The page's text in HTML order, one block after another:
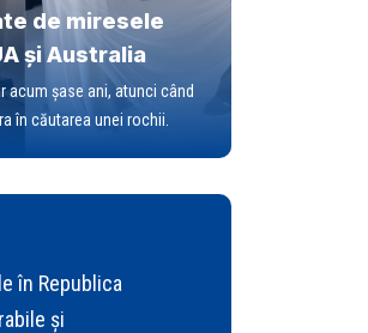
de miresele
și Australia
acum șase ani, atunci când
în căutarea unei rochii.
în Republica
și